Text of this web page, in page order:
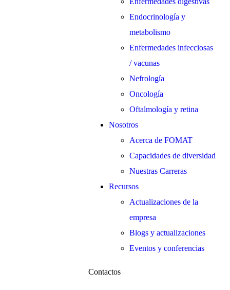
Endocrinología y
metabolismo
Enfermedades infecciosas
/ vacunas
Nefrología
Oncología
Oftalmología y retina
Nosotros
Acerca de FOMAT
Capacidades de diversidad
Nuestras Carreras
Recursos
Actualizaciones de la
empresa
Blogs y actualizaciones
Eventos y conferencias
Contactos